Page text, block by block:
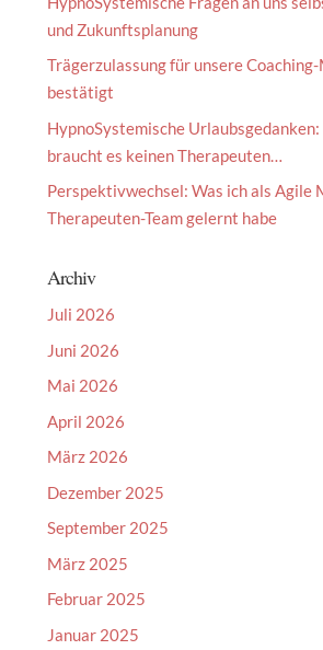
und Zukunftsplanung
Trägerzulassung für unsere
bestätigt
HypnoSystemische
braucht es keinen Therapeuten…
Perspektivwechsel: Was ich als Agile
Therapeuten-Team gelernt habe
Archiv
Juli 2026
Juni 2026
Mai 2026
April 2026
März 2026
Dezember 2025
September 2025
März 2025
Februar 2025
Januar 2025